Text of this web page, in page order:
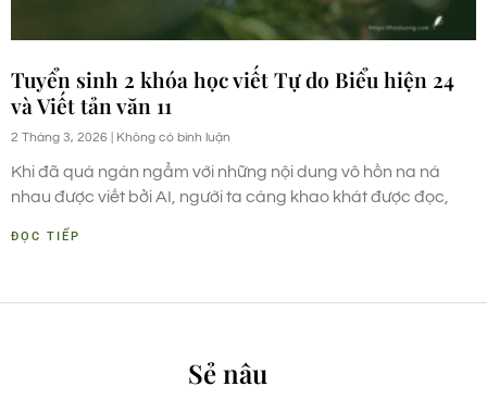
Tuyển sinh 2 khóa học viết Tự do Biểu hiện 24
và Viết tản văn 11
2 Tháng 3, 2026 Không có bình luận
Khi đã quá ngán ngẩm với những nội dung vô hồn na ná
nhau được viết bởi AI, người ta càng khao khát được đọc,
ĐỌC TIẾP
Sẻ nâu